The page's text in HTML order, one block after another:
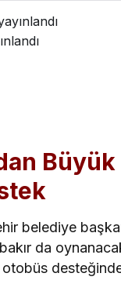
belediye
da